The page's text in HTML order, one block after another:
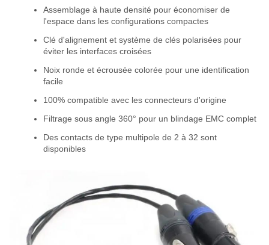
Assemblage à haute densité pour économiser de
l'espace dans les configurations compactes
Clé d'alignement et système de clés polarisées pour
éviter les interfaces croisées
Noix ronde et écrousée colorée pour une identification
facile
100% compatible avec les connecteurs d'origine
Filtrage sous angle 360° pour un blindage EMC complet
Des contacts de type multipole de 2 à 32 sont
disponibles